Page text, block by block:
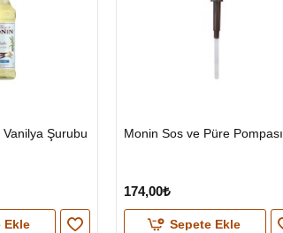
Şurubu
Ekle
HIZLI
GÖNDERİ
Monin Sos ve Püre Pompası
174,00₺
Sepete Ekle